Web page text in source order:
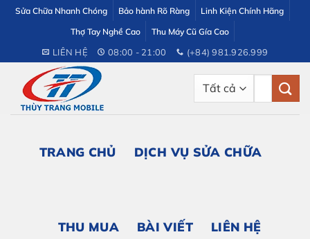
dung
Sửa Chữa Nhanh Chóng Bảo hành Rõ Ràng
Linh Kiện Chính Hãng
Thợ Tay Nghề Cao
Thu Máy Cũ Gía Cao
LIÊN HỆ 08:00 - 21:00 (+84) 981.926.999
TRANG CHỦ DỊCH VỤ SỬA CHỮA
THU MUA BÀI VIẾT LIÊN HỆ